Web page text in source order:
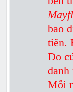
bao
tiên.
Do
danh
Mỗi